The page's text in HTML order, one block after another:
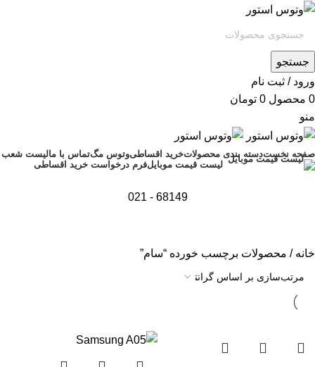
جستجو
ورود / ثبت نام
0 محصول 0 تومان
منو
صفحه نخستدسته بندی محصولاتخرید اقساطیوتوس مگتماس با مالیست شعب
لیست قیمت موبایلفرم درخواست خرید اقساطی
68149 - 021
خانه محصولات برچسب خورده “سام”